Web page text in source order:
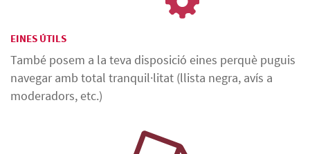
EINES ÚTILS
També posem a la teva disposició eines perquè puguis
navegar amb total tranquil·litat (llista negra, avís a
moderadors, etc.)